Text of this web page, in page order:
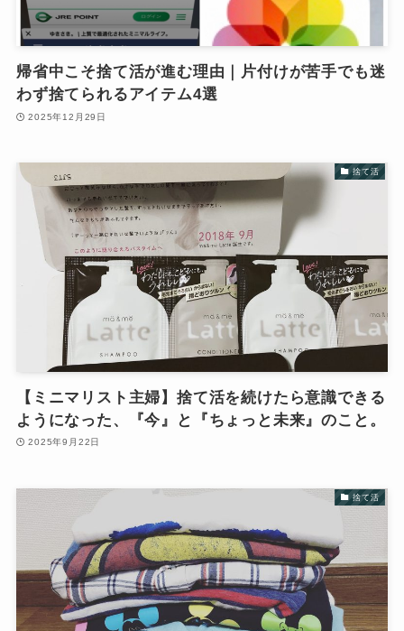
帰省中こそ捨て活が進む理由｜片付けが苦手でも迷
わず捨てられるアイテム4選
2025年12月29日
捨て活
【ミニマリスト主婦】捨て活を続けたら意識できる
ようになった、『今』と『ちょっと未来』のこと。
2025年9月22日
捨て活